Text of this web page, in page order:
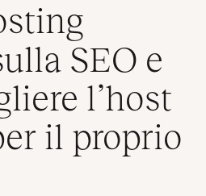
SEO e
l’host
il proprio